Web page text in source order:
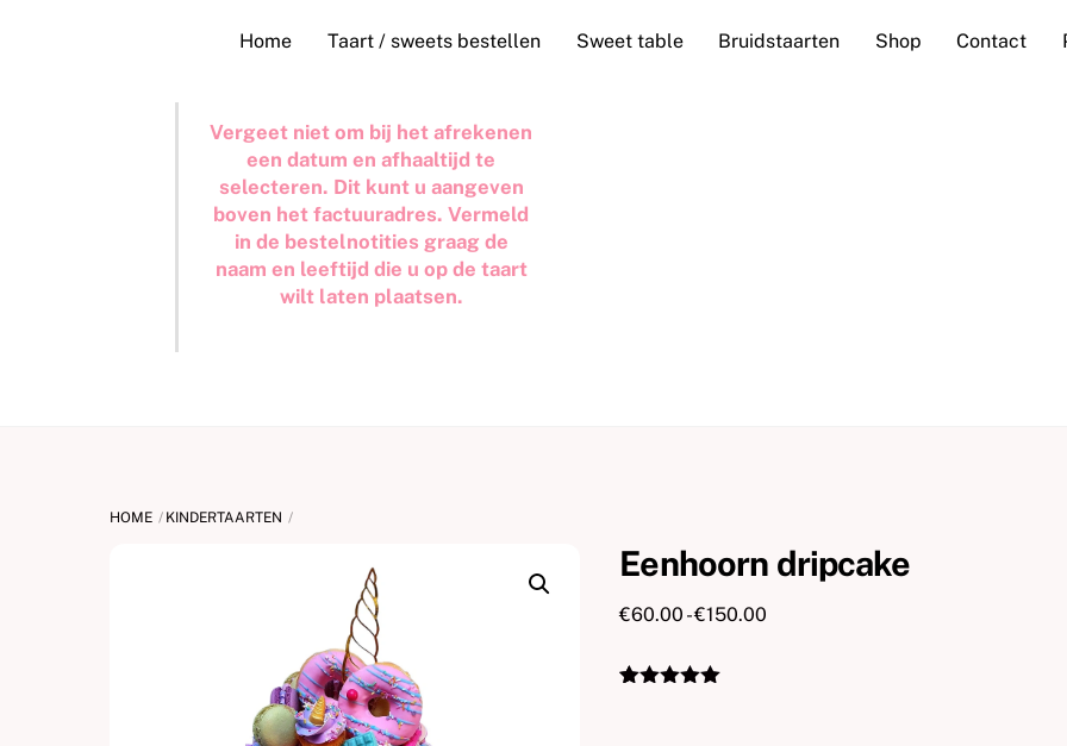
Home Taart / sweets bestellen Sweet table Bruidstaarten Shop Contact
Vergeet niet om bij het afrekenen
een datum en afhaaltijd te
selecteren. Dit kunt u aangeven
boven het factuuradres. Vermeld
in de bestelnotities graag de
naam en leeftijd die u op de taart
wilt laten plaatsen.
HOME KINDERTAARTEN
Eenhoorn dripcake
€60.00 - €150.00